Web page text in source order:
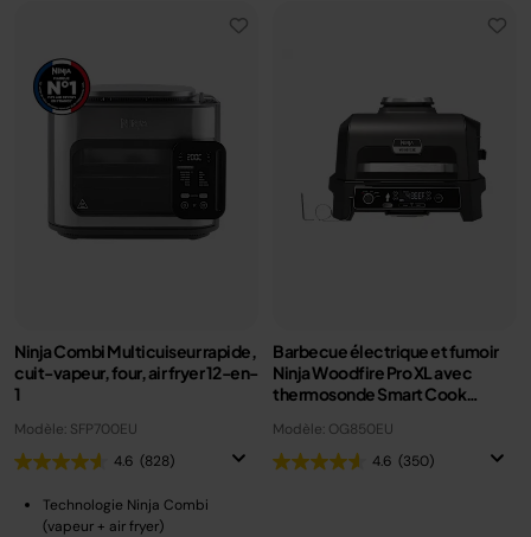
Ninja Combi Multicuiseur rapide,
cuit-vapeur, four, air fryer 12-en-
1
Modèle: SFP700EU
4.6 (828)
Technologie Ninja Combi
(vapeur + air fryer)
Barbecue électrique et fumoir
Ninja Woodfire Pro XL avec
thermosonde Smart Cook
Modèle: OG850EU
4.6 (350)